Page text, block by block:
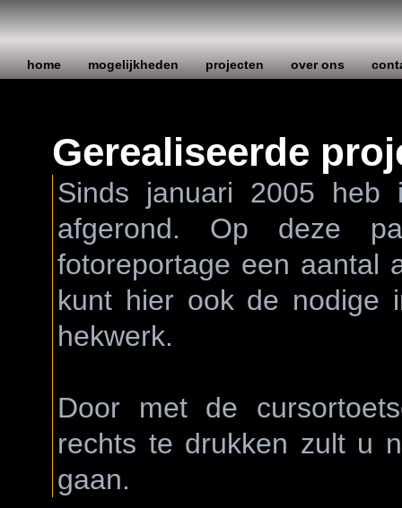
home mogelijkheden projecten over ons
Gerealiseerde
Sinds januari 2005
afgerond. Op deze
fotoreportage een aantal
kunt hier ook de nodige
hekwerk.
Door met de
rechts te drukken zult u
gaan.